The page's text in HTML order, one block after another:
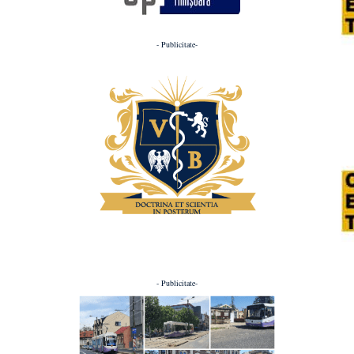
- Publicitate-
- Publicitate-